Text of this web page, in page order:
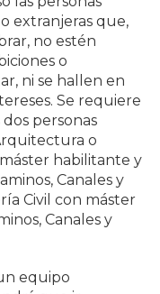
extranjeras que,
no estén
o
ni se hallen en
Se requiere
personas
o
habilitante y
Canales y
Civil con máster
Canales y
equipo